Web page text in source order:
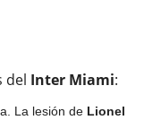
del Inter Miami:
La lesión de Lionel